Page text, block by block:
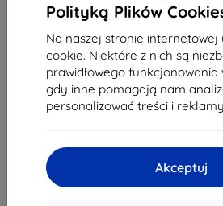
Polityką Plików
Na naszej stronie
cookie. Niektóre z nich są
prawidłowego
gdy inne pomagają nam
personalizować treści i
Akceptuj